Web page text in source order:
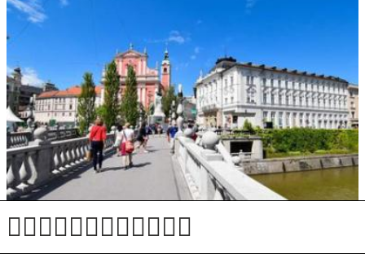
Z ograje Tromostovja izginila še ena kamnita krogla